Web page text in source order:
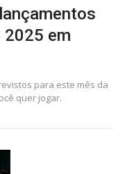
2025 em
para este mês da
quer jogar.